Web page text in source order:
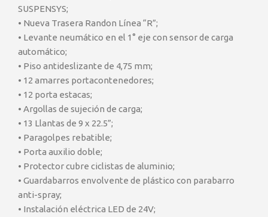
SUSPENSYS;
• Nueva Trasera Randon Línea “R”;
• Levante neumático en el 1° eje con sensor de carga
automático;
• Piso antideslizante de 4,75 mm;
• 12 amarres portacontenedores;
• 12 porta estacas;
• Argollas de sujeción de carga;
• 13 Llantas de 9 x 22.5”;
• Paragolpes rebatible;
• Porta auxilio doble;
• Protector cubre ciclistas de aluminio;
• Guardabarros envolvente de plástico con parabarro
anti-spray;
• Instalación eléctrica LED de 24V;